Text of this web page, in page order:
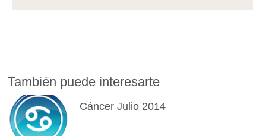
También puede interesarte
Cáncer Julio 2014